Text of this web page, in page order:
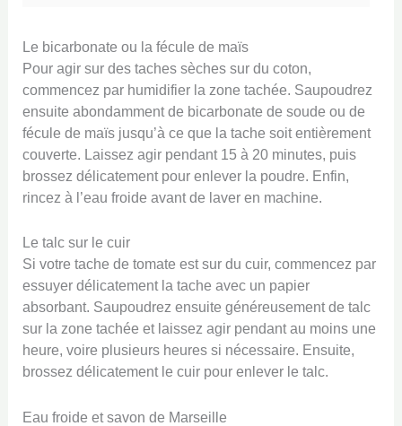
Le bicarbonate ou la fécule de maïs
Pour agir sur des taches sèches sur du coton,
commencez par humidifier la zone tachée. Saupoudrez
ensuite abondamment de bicarbonate de soude ou de
fécule de maïs jusqu’à ce que la tache soit entièrement
couverte. Laissez agir pendant 15 à 20 minutes, puis
brossez délicatement pour enlever la poudre. Enfin,
rincez à l’eau froide avant de laver en machine.
Le talc sur le cuir
Si votre tache de tomate est sur du cuir, commencez par
essuyer délicatement la tache avec un papier
absorbant. Saupoudrez ensuite généreusement de talc
sur la zone tachée et laissez agir pendant au moins une
heure, voire plusieurs heures si nécessaire. Ensuite,
brossez délicatement le cuir pour enlever le talc.
Eau froide et savon de Marseille